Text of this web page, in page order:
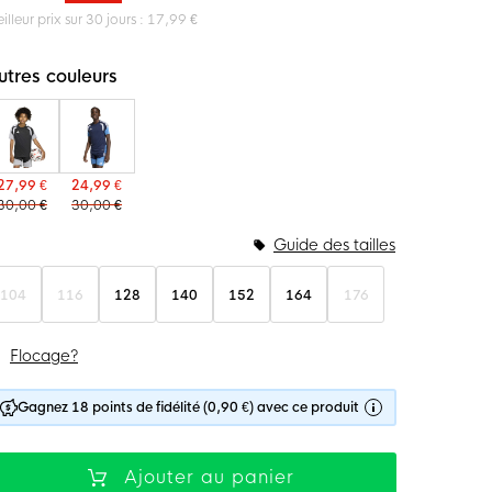
prix sur 30 jours : 17,99 €
couleurs
€
€
24,99 €
30,00 €
104 116 128 140 152 164 176
Guide des tailles
Flocage?
Gagnez 18 points de fidélité (0,90 €) avec ce produit
Ajouter au panier